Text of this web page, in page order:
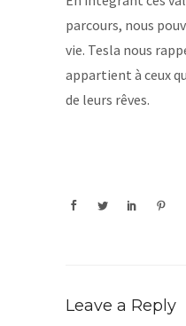
parcours, nous
vie. Tesla nous
appartient à ceux
de leurs rêves.
Leave a Reply